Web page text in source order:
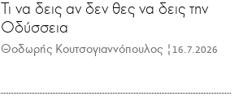
Τι να δεις αν δεν θες να δεις την
Οδύσσεια
Θοδωρής Κουτσογιαννόπουλος | 16.7.2026